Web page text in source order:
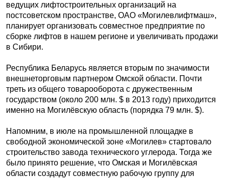
ведущих лифтостроительных организаций на
постсоветском пространстве, ОАО «Могилевлифтмаш»,
планирует организовать совместное предприятие по
сборке лифтов в нашем регионе и увеличивать продажи
в Сибири.
Республика Беларусь является вторым по значимости
внешнеторговым партнером Омской области. Почти
треть из общего товарооборота с дружественным
государством (около 200 млн. $ в 2013 году) приходится
именно на Могилёвскую область (порядка 79 млн. $).
Напомним, в июле на промышленной площадке в
свободной экономической зоне «Могилев» стартовало
строительство завода технического углерода. Тогда же
было принято решение, что Омская и Могилёвская
области создадут совместную рабочую группу для